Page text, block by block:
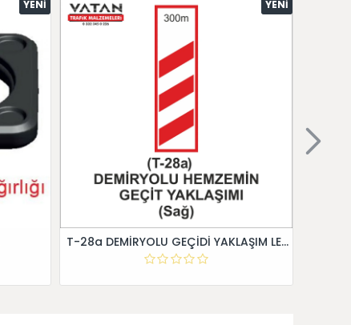
YENI YENI
T-28a DEMİRYOLU GEÇİDİ YAKLAŞIM LEVHALARI (Sağ)